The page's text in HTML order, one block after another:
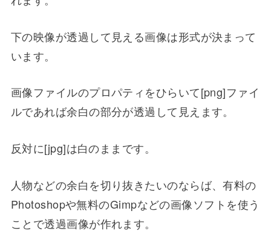
下の映像が透過して見える画像は形式が決まって
います。
画像ファイルのプロパティをひらいて[png]ファイ
ルであれば余白の部分が透過して見えます。
反対に[jpg]は白のままです。
人物などの余白を切り抜きたいのならば、有料の
Photoshopや無料のGimpなどの画像ソフトを使う
ことで透過画像が作れます。